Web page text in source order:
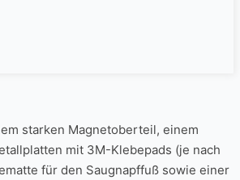
starken Magnetoberteil, einem
mit 3M-Klebepads (je nach
für den Saugnapffuß sowie einer